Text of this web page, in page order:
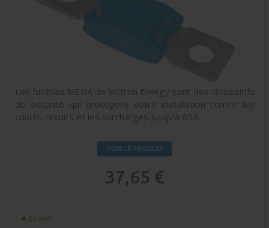
Les fusibles MEGA de Victron Energy sont des dispositifs
de sécurité qui protègent votre installation contre les
courts-circuits et les surcharges jusqu'à 60A.
VOIR LE PRODUIT
37,65 €
En stock